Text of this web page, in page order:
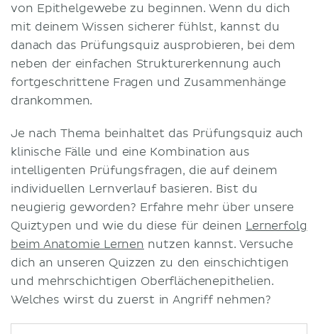
von Epithelgewebe zu beginnen. Wenn du dich
mit deinem Wissen sicherer fühlst, kannst du
danach das Prüfungsquiz ausprobieren, bei dem
neben der einfachen Strukturerkennung auch
fortgeschrittene Fragen und Zusammenhänge
drankommen.
Je nach Thema beinhaltet das Prüfungsquiz auch
klinische Fälle und eine Kombination aus
intelligenten Prüfungsfragen, die auf deinem
individuellen Lernverlauf basieren. Bist du
neugierig geworden? Erfahre mehr über unsere
Quiztypen und wie du diese für deinen Lernerfolg
beim Anatomie Lernen nutzen kannst. Versuche
dich an unseren Quizzen zu den einschichtigen
und mehrschichtigen Oberflächenepithelien.
Welches wirst du zuerst in Angriff nehmen?